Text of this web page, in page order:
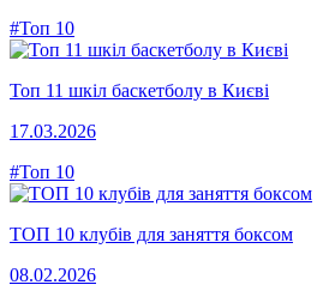
#Топ 10
Топ 11 шкіл баскетболу в Києві
17.03.2026
#Топ 10
ТОП 10 клубів для заняття боксом
08.02.2026